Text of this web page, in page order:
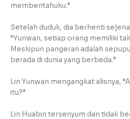
memberitahuku.”
Setelah duduk, dia berhenti
“Yunwan, setiap orang memiliki
Meskipun pangeran adalah
berada di dunia yang berbeda.”
Lin Yunwan mengangkat alisnya,
itu?”
Lin Huabin tersenyum dan tidak